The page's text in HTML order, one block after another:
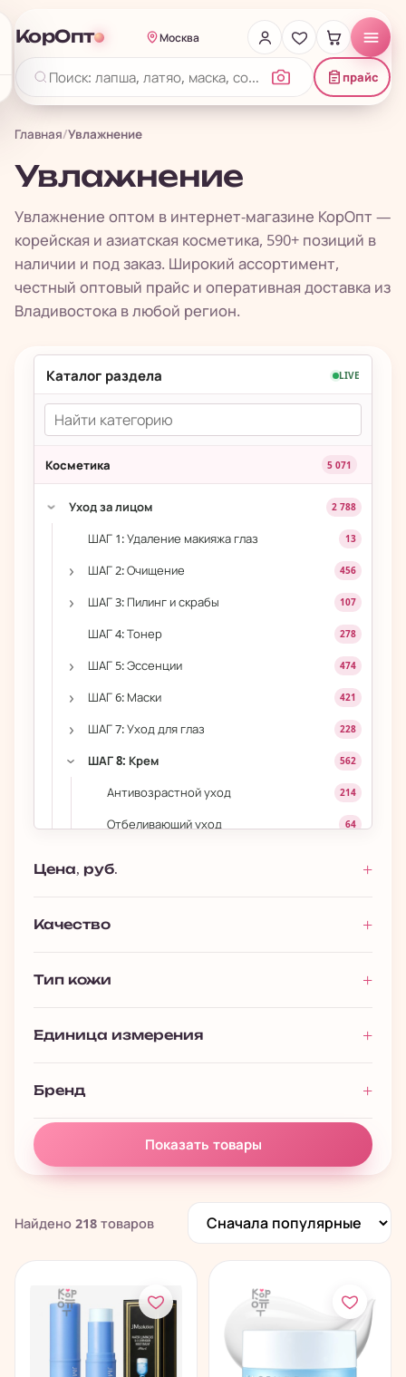
КорОпт Москва
прайс
Главная/Увлажнение
Увлажнение
Увлажнение оптом в интернет-магазине КорОпт —
корейская и азиатская косметика, 590+ позиций в
наличии и под заказ. Широкий ассортимент,
честный оптовый прайс и оперативная доставка из
Владивостока в любой регион.
Каталог раздела LIVE
Косметика 5 071
› Уход за лицом 2 788
ШАГ 1: Удаление макияжа глаз 13
› ШАГ 2: Очищение 456
› ШАГ 3: Пилинг и скрабы 107
ШАГ 4: Тонер 278
› ШАГ 5: Эссенции 474
› ШАГ 6: Маски 421
› ШАГ 7: Уход для глаз 228
› ШАГ 8: Крем 562
Антивозрастной уход 214
Отбеливающий уход 64
› ШАГ 9: Дневные/ночные маски
Для губ
› Уход за телом
Премиальная косметика
Цена, руб.
Качество
Тип кожи
Единица измерения
Бренд
Показать товары
Найдено 218 товаров